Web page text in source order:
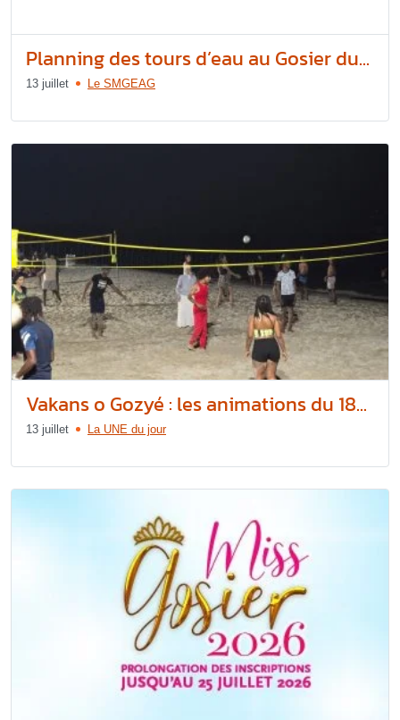
Planning des tours d’eau au Gosier du...
13 juillet Le SMGEAG
Vakans o Gozyé : les animations du 18...
13 juillet La UNE du jour